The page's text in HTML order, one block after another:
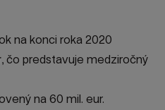
na konci roka 2020
, čo predstavuje medziročný
na 60 mil. eur.